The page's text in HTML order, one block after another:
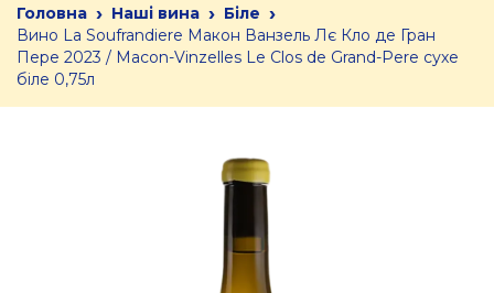
Головна › Наші вина › Біле ›
Вино La Soufrandiere Макон Ванзель Лє Кло де Гран
Пере 2023 / Macon-Vinzelles Le Clos de Grand-Pere сухе
біле 0,75л